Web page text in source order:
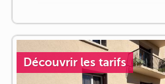
Découvrir les tarifs